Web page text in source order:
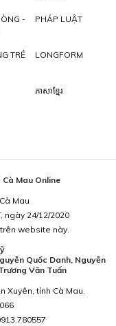
-
PHÁP LUẬT
TRẺ LONGFORM
ភាសាខ្មែរ
Mau Online
Mau
ngày 24/12/2020
website này.
Quốc Danh, Nguyễn
Văn Tuấn
Xuyên, tỉnh Cà Mau.